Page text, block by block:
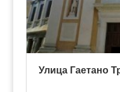
Улица Гаетано